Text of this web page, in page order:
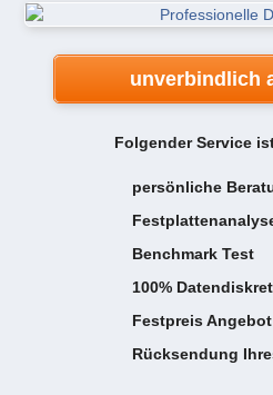
unverbindlich
Folgender Service
persönliche
Benchmark Test
100%
Festpreis
Rücksendung